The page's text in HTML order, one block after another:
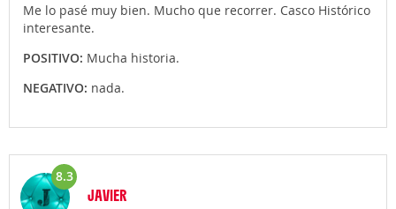
Me lo pasé muy bien. Mucho que recorrer. Casco Histórico
interesante.
POSITIVO: Mucha historia.
NEGATIVO: nada.
8.3
JAVIER